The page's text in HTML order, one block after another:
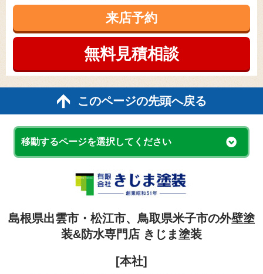
来店予約
無料見積相談
このページの先頭へ戻る
移動するページを選択してください
島根県出雲市・松江市、鳥取県米子市の外壁塗
装&防水専門店 きじま塗装
[本社]